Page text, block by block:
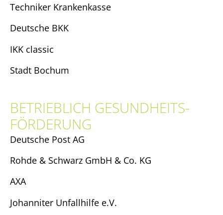
Techniker Krankenkasse
Deutsche BKK
IKK classic
Stadt Bochum
BETRIEBLICH GESUNDHEITS­
FÖRDERUNG
Deutsche Post AG
Rohde & Schwarz GmbH & Co. KG
AXA
Johanniter Unfallhilfe e.V.